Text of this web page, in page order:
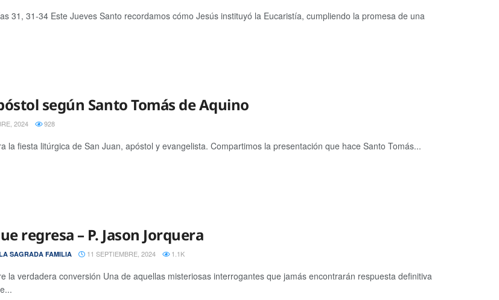
31, 31-34 Este Jueves Santo recordamos cómo Jesús instituyó la Eucaristía, cumpliendo la promesa de una
según Santo Tomás de Aquino
2024 928
la fiesta litúrgica de San Juan, apóstol y evangelista. Compartimos la presentación que hace Santo Tomás...
regresa – P. Jason Jorquera
SAGRADA FAMILIA 11 SEPTIEMBRE, 2024 1.1K
la verdadera conversión Una de aquellas misteriosas interrogantes que jamás encontrarán respuesta definitiva